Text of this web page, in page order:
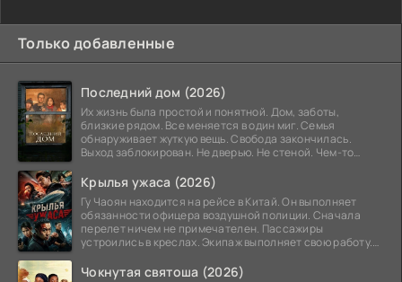
Только добавленные
Последний дом (2026)
Их жизнь была простой и понятной. Дом, заботы,
близкие рядом. Все меняется в один миг. Семья
обнаруживает жуткую вещь. Свобода закончилась.
Выход заблокирован. Не дверью. Не стеной. Чем-то
Крылья ужаса (2026)
Гу Чаоян находится на рейсе в Китай. Он выполняет
обязанности офицера воздушной полиции. Сначала
перелет ничем не примечателен. Пассажиры
устроились в креслах. Экипаж выполняет свою работу.
Чокнутая святоша (2026)